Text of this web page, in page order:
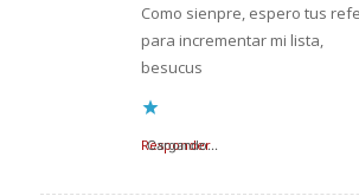
Como sienpre, espero tus
para incrementar mi lista,
besucus
Cargando...
Responder